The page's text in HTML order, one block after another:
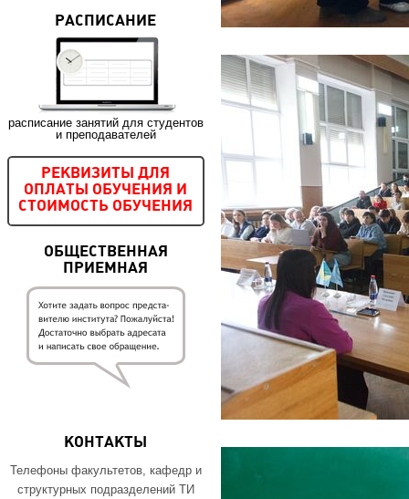
РАСПИСАНИЕ
расписание занятий для студентов
и преподавателей
РЕКВИЗИТЫ ДЛЯ
ОПЛАТЫ ОБУЧЕНИЯ И
СТОИМОСТЬ ОБУЧЕНИЯ
ОБЩЕСТВЕННАЯ
ПРИЕМНАЯ
КОНТАКТЫ
Телефоны факультетов, кафедр и
структурных подразделений ТИ